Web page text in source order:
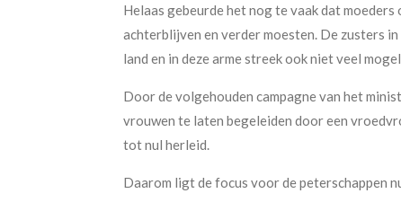
Helaas gebeurde het nog te vaak dat
achterblijven en verder moesten. De zusters
land en in deze arme streek ook niet veel
Door de volgehouden campagne van het
vrouwen te laten begeleiden door een
tot nul herleid.
Daarom ligt de focus voor de peterschappen